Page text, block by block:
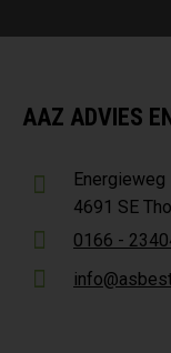
AAZ ADVIES
4691 SE
0166 -